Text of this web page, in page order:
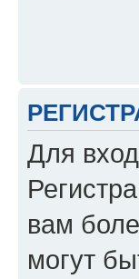
Для
вам
могут